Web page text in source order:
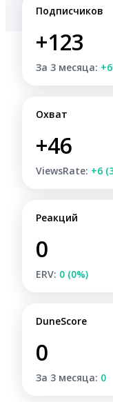
Подписчиков
+123
За 3 месяца:
Охват
+46
ViewsRate: +6
Реакций
0
ERV: 0 (0%)
DuneScore
0
За 3 месяца: 0